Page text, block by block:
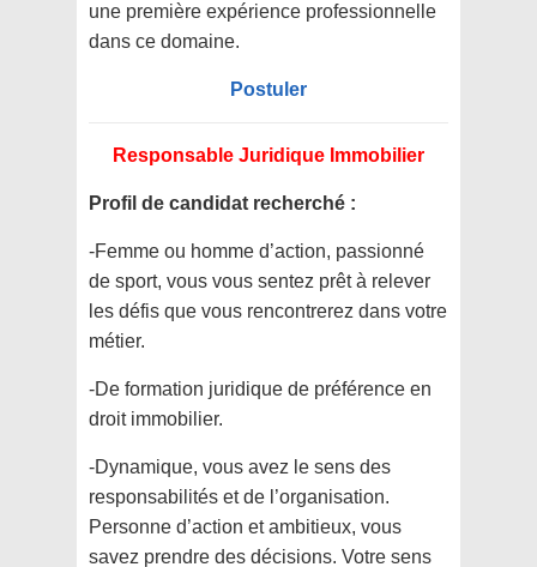
une première expérience professionnelle
dans ce domaine.
Postuler
Responsable Juridique Immobilier
Profil de candidat recherché :
-Femme ou homme d’action, passionné
de sport, vous vous sentez prêt à relever
les défis que vous rencontrerez dans votre
métier.
-De formation juridique de préférence en
droit immobilier.
-Dynamique, vous avez le sens des
responsabilités et de l’organisation.
Personne d’action et ambitieux, vous
savez prendre des décisions. Votre sens